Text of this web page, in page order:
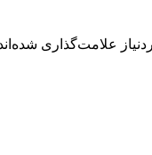
علامت‌گذاری